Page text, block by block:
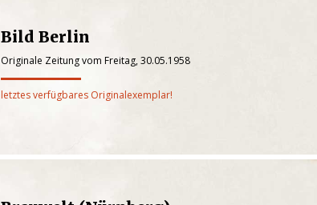
Bild Berlin
Originale Zeitung vom Freitag, 30.05.1958
letztes verfügbares Originalexemplar!